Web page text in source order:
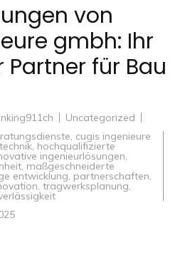
von
gmbh: Ihr
für Bau
Uncategorized
, cugis ingenieure
, hochqualifizierte
ingenieurlösungen,
, maßgeschneiderte
entwicklung, partnerschaften,
, tragwerksplanung,